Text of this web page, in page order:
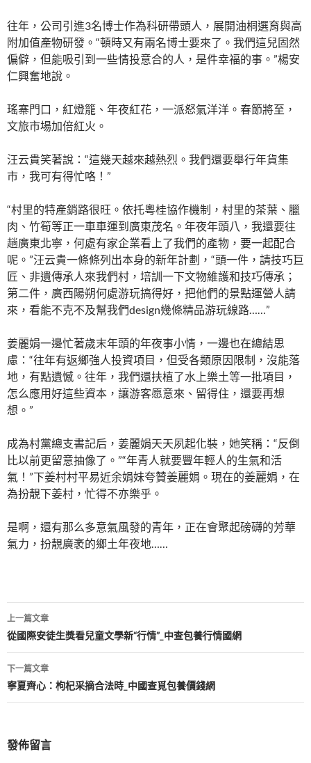
往年，公司引進3名博士作為科研帶頭人，展開油桐選育與高
附加值產物研發。“頓時又有兩名博士要來了。我們這兒固然
偏僻，但能吸引到一些情投意合的人，是件幸福的事。”楊安
仁興奮地說。
瑤寨門口，紅燈籠、年夜紅花，一派怒氣洋洋。春節將至，
文旅市場加倍紅火。
汪云貴笑著說：“這幾天越來越熱烈。我們還要舉行年貨集
市，我可有得忙咯！”
“村里的特產銷路很旺。依托粵桂協作機制，村里的茶葉、臘
肉、竹筍等正一車車運到廣東茂名。年夜年頭八，我還要往
趟廣東北寧，何處有家企業看上了我們的產物，要一起配合
呢。”汪云貴一條條列出本身的新年計劃，“頭一件，請技巧巨
匠、非遺傳承人來我們村，培訓一下文物維護和技巧傳承；
第二件，廣西陽朔何處游玩搞得好，把他們的景點運營人請
來，看能不克不及幫我們design幾條精品游玩線路……”
姜麗娟一邊忙著歲末年頭的年夜事小情，一邊也在總結思
慮：“往年有返鄉強人投資項目，但受各類原因限制，沒能落
地，有點遺憾。往年，我們還扶植了水上樂土等一批項目，
怎么應用好這些資本，讓游客愿意來、留得住，還要再想
想。”
成為村黨總支書記后，姜麗娟天天夙起化裝，她笑稱：“反倒
比以前更留意抽像了。”“年青人就要豐年輕人的生氣和活
氣！”下姜村村平易近余娟妹夸贊姜麗娟。現在的姜麗娟，在
為扮靚下姜村，忙得不亦樂乎。
是啊，還有那么多意氣風發的青年，正在會聚起磅礴的芳華
氣力，扮靚廣袤的鄉土年夜地……
文
章
導
覽
上一篇文章
從國際安徒生獎看兒童文學新“行情”_中查包養行情國網
下一篇文章
寧夏齊心：枸杞采摘合法時_中國查覓包養價錢網
發佈留言